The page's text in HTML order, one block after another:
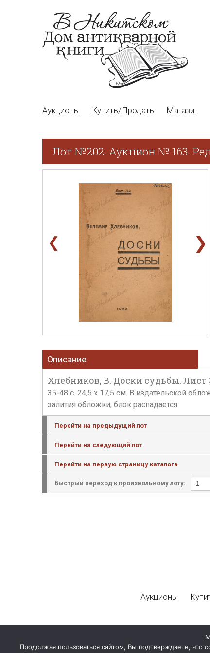
Аукционы Купить/Продать Магазин
Лот №202. Аукцион № 163.
❮ ❯
Описание
Хлебников, В. Доски судьбы. Лист
35-48 с. 24,5 х 17,5 см. В издательской
залития обложки, блок распадается.
Перейти на предыдущий лот
Перейти на следующий лот
Перейти на первую страницу каталога
Быстрый переход к произвольному лоту:
Аукционы
Продолжая пользоваться сайтом, Вы подтверждаете,